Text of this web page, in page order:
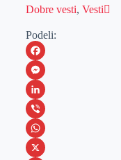
Dobre vesti, Vesti
Podeli:
F
a
c
e
b
M
e
s
s
L
i
n
V
iW